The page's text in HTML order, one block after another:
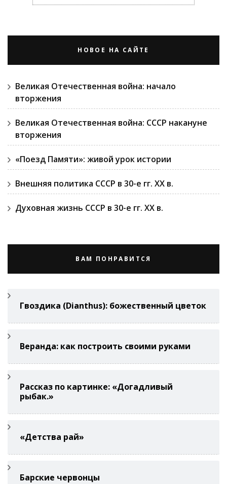
НОВОЕ НА САЙТЕ
Великая Отечественная война: начало
вторжения
Великая Отечественная война: СССР накануне
вторжения
«Поезд Памяти»: живой урок истории
Внешняя политика СССР в 30-е гг. ХХ в.
Духовная жизнь СССР в 30-е гг. ХХ в.
ВАМ ПОНРАВИТСЯ
Гвоздикa (Di­anthus): божественный цветок
Веранда: как построить своими руками
Рассказ по картинке: «Догадливый
рыбак.»
«Детства рай»
Барские червонцы